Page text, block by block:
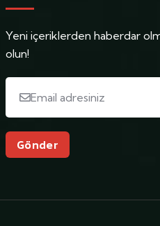
Yeni içeriklerden haberdar
olun!
Gönder